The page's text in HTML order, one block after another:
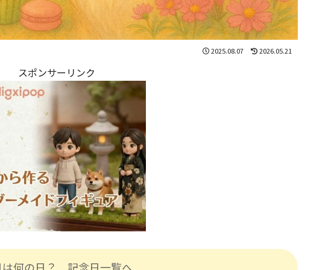
2025.08.07 2026.05.21
スポンサーリンク
は何の日？ 記念日一覧へ